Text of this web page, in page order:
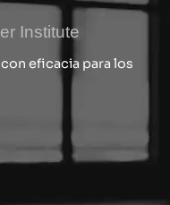
Institute
eficacia para los